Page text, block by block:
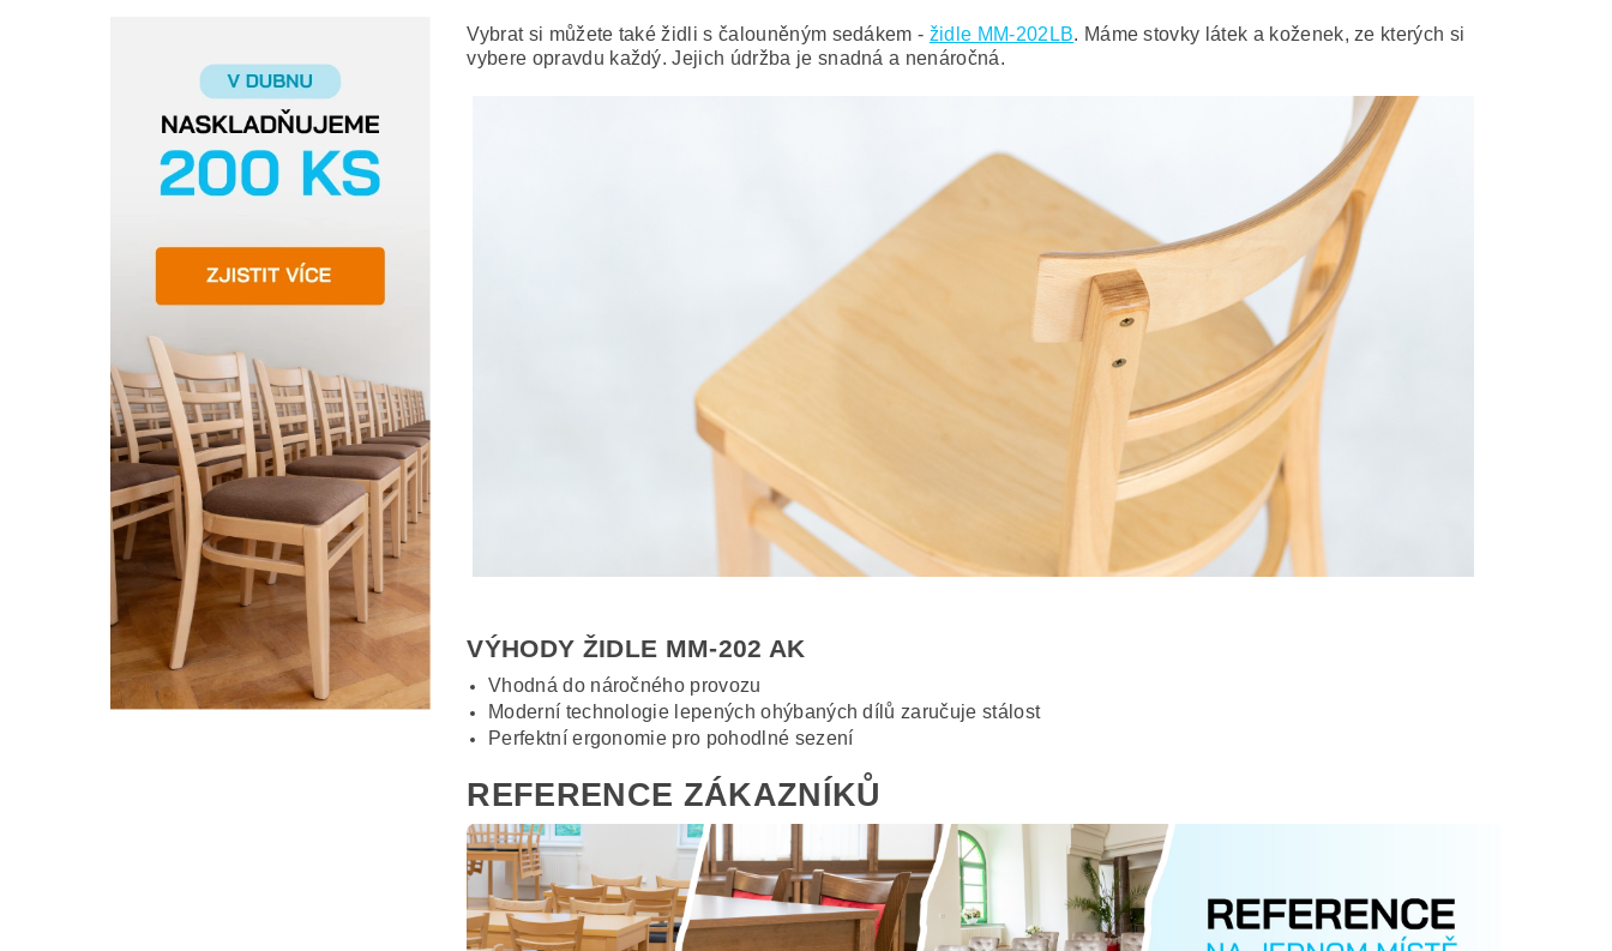
Vybrat si můžete také židlis čalouněným sedákem - židle MM-202LB. Máme stovky látek a koženek, ze kterých si
vybere opravdu každý. Jejich údržba je snadná a nenáročná.
VÝHODY ŽIDLE MM-202 AK
Vhodná do náročného provozu
Moderní technologie lepených ohýbaných dílů zaručuje stálost
Perfektní ergonomie pro pohodlné sezení
REFERENCE ZÁKAZNÍKŮ